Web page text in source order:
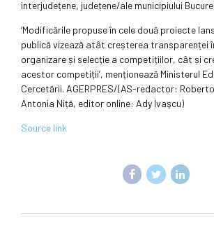
interjudețene, județene/ale municipiului
‘Modificările propuse în cele două proiecte
publică vizează atât creșterea transparenței
organizare și selecție a competițiilor, cât și
acestor competiții’, menționează Ministerul
Cercetării. AGERPRES/(AS-redactor:
Antonia Niță, editor online: Ady Ivaşcu)
Source link